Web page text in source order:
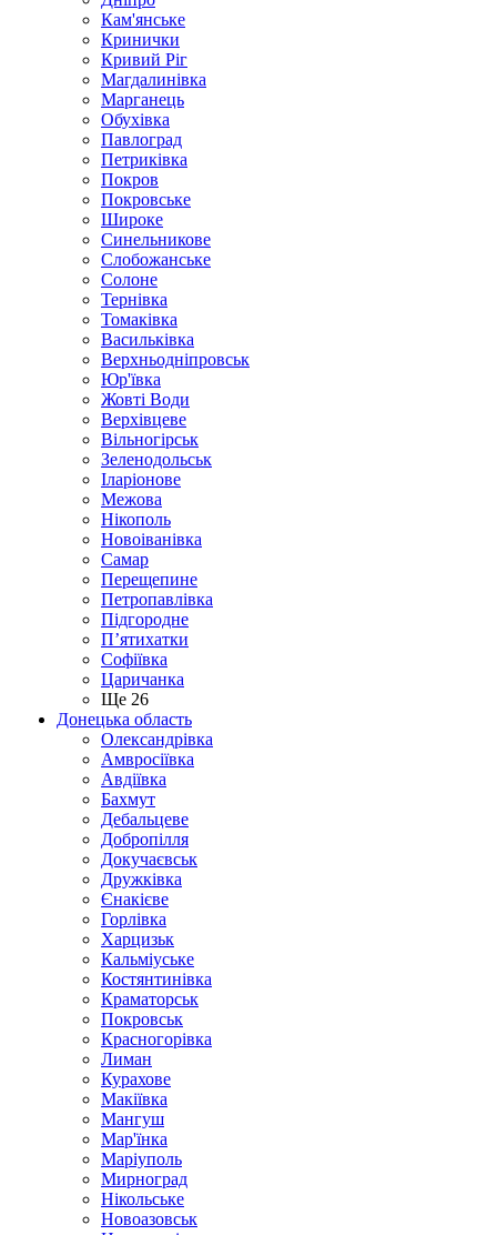
Кам'янське
Кринички
Кривий Ріг
Магдалинівка
Марганець
Обухівка
Павлоград
Петриківка
Покров
Покровське
Широке
Синельникове
Слобожанське
Солоне
Тернівка
Томаківка
Васильківка
Верхньодніпровськ
Юр'ївка
Жовті Води
Верхівцеве
Вільногірськ
Зеленодольськ
Іларіонове
Межова
Нікополь
Новоіванівка
Самар
Перещепине
Петропавлівка
Підгородне
П’ятихатки
Софіївка
Царичанка
Ще 26
Донецька область
Олександрівка
Амвросіївка
Авдіївка
Бахмут
Дебальцеве
Добропілля
Докучаєвськ
Дружківка
Єнакієве
Горлівка
Харцизьк
Кальміуське
Костянтинівка
Краматорськ
Покровськ
Красногорівка
Лиман
Курахове
Макіївка
Мангуш
Мар'їнка
Маріуполь
Мирноград
Нікольське
Новоазовськ